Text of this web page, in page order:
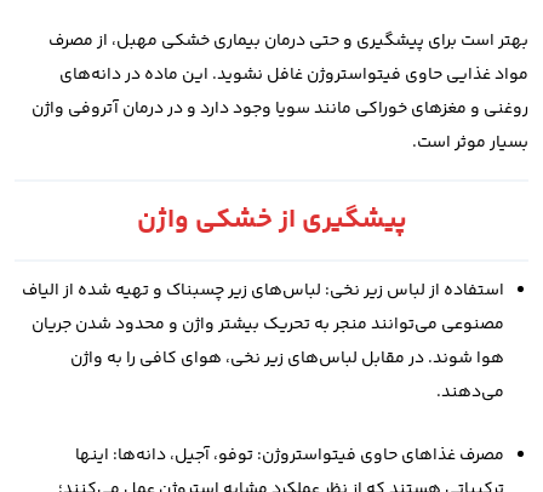
بهتر است برای پیشگیری و حتی درمان بیماری خشکی مهبل، از مصرف
مواد غذایی حاوی فیتواستروژن غافل نشوید. این ماده در دانه‌های
روغنی و مغزهای خوراکی مانند سویا وجود دارد و در درمان آتروفی واژن
بسیار موثر است.
پیشگیری از خشکی واژن
استفاده از لباس زیر نخی: لباس‌های زیر چسبناک و تهیه شده از الیاف
مصنوعی می‌توانند منجر به تحریک بیشتر واژن و محدود شدن جریان
هوا شوند. در مقابل لباس‌های زیر نخی، هوای کافی را به واژن
می‌دهند.
مصرف غذاهای حاوی فیتواستروژن: توفو، آجیل، دانه‌ها: اینها